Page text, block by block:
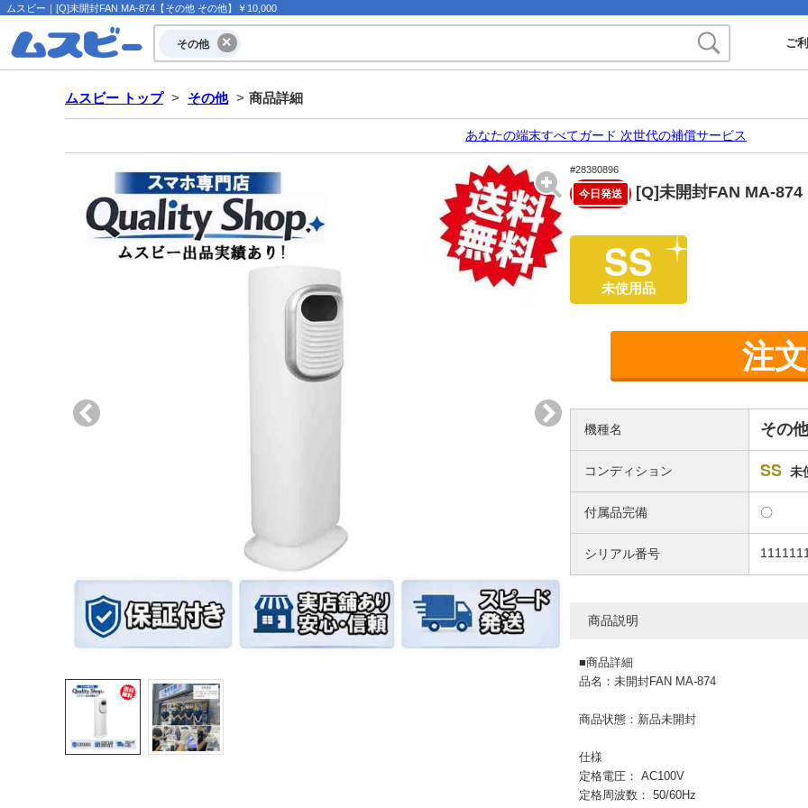
ムスビー｜[Q]未開封FAN MA-874【その他 その他】￥10,000
その他 ご
ムスビー トップ > その他 > 商品詳細
あなたの端末すべてガード 次世代の補償サービス
#28380896
今日発送 [Q]未開封FAN MA-874
SS
未使用品
注
機種名 その他
コンディション SS 未
付属品完備 〇
シリアル番号
商品説明
■商品詳細
品名：未開封FAN MA-874
商品状態：新品未開封
仕様
定格電圧： AC100V
定格周波数： 50/60Hz